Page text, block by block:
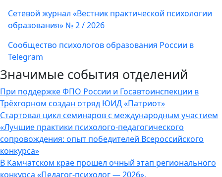
Сетевой журнал «Вестник практической психологии
образования» № 2 / 2026
Сообщество психологов образования России в
Telegram
Значимые события отделений
При поддержке ФПО России и Госавтоинспекции в
Трёхгорном создан отряд ЮИД «Патриот»
Стартовал цикл семинаров с международным участием
«Лучшие практики психолого-педагогического
сопровождения: опыт победителей Всероссийского
конкурса»
В Камчатском крае прошел очный этап регионального
конкурса «Педагог-психолог — 2026».